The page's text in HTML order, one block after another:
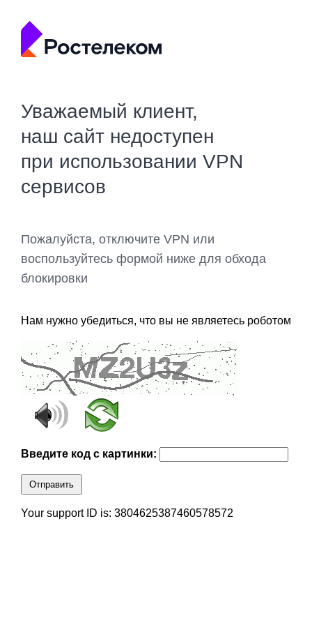
Уважаемый клиент,
наш сайт недоступен
при использовании VPN
сервисов
Пожалуйста, отключите VPN или
воспользуйтесь формой ниже для обхода
блокировки
Нам нужно убедиться, что вы не являетесь роботом
Введите код с картинки:
Отправить
Your support ID is: 3804625387460578572